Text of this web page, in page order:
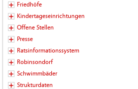
Friedhöfe
Kindertageseinrichtungen
Offene Stellen
Presse
Ratsinformationssystem
Robinsondorf
Schwimmbäder
Strukturdaten